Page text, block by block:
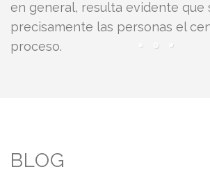
en general, resulta evidente que
precisamente las personas el
proceso.
BLOG